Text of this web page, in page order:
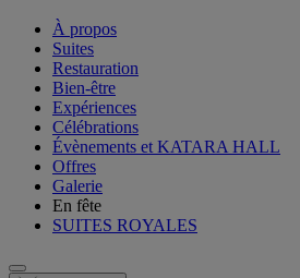
À propos
Suites
Restauration
Bien-être
Expériences
Célébrations
Évènements et KATARA HALL
Offres
Galerie
En fête
SUITES ROYALES